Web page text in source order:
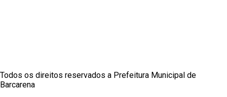
Todos os direitos reservados a Prefeitura Municipal de
Barcarena